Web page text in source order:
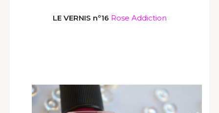
LE VERNIS nº16 Rose Addiction